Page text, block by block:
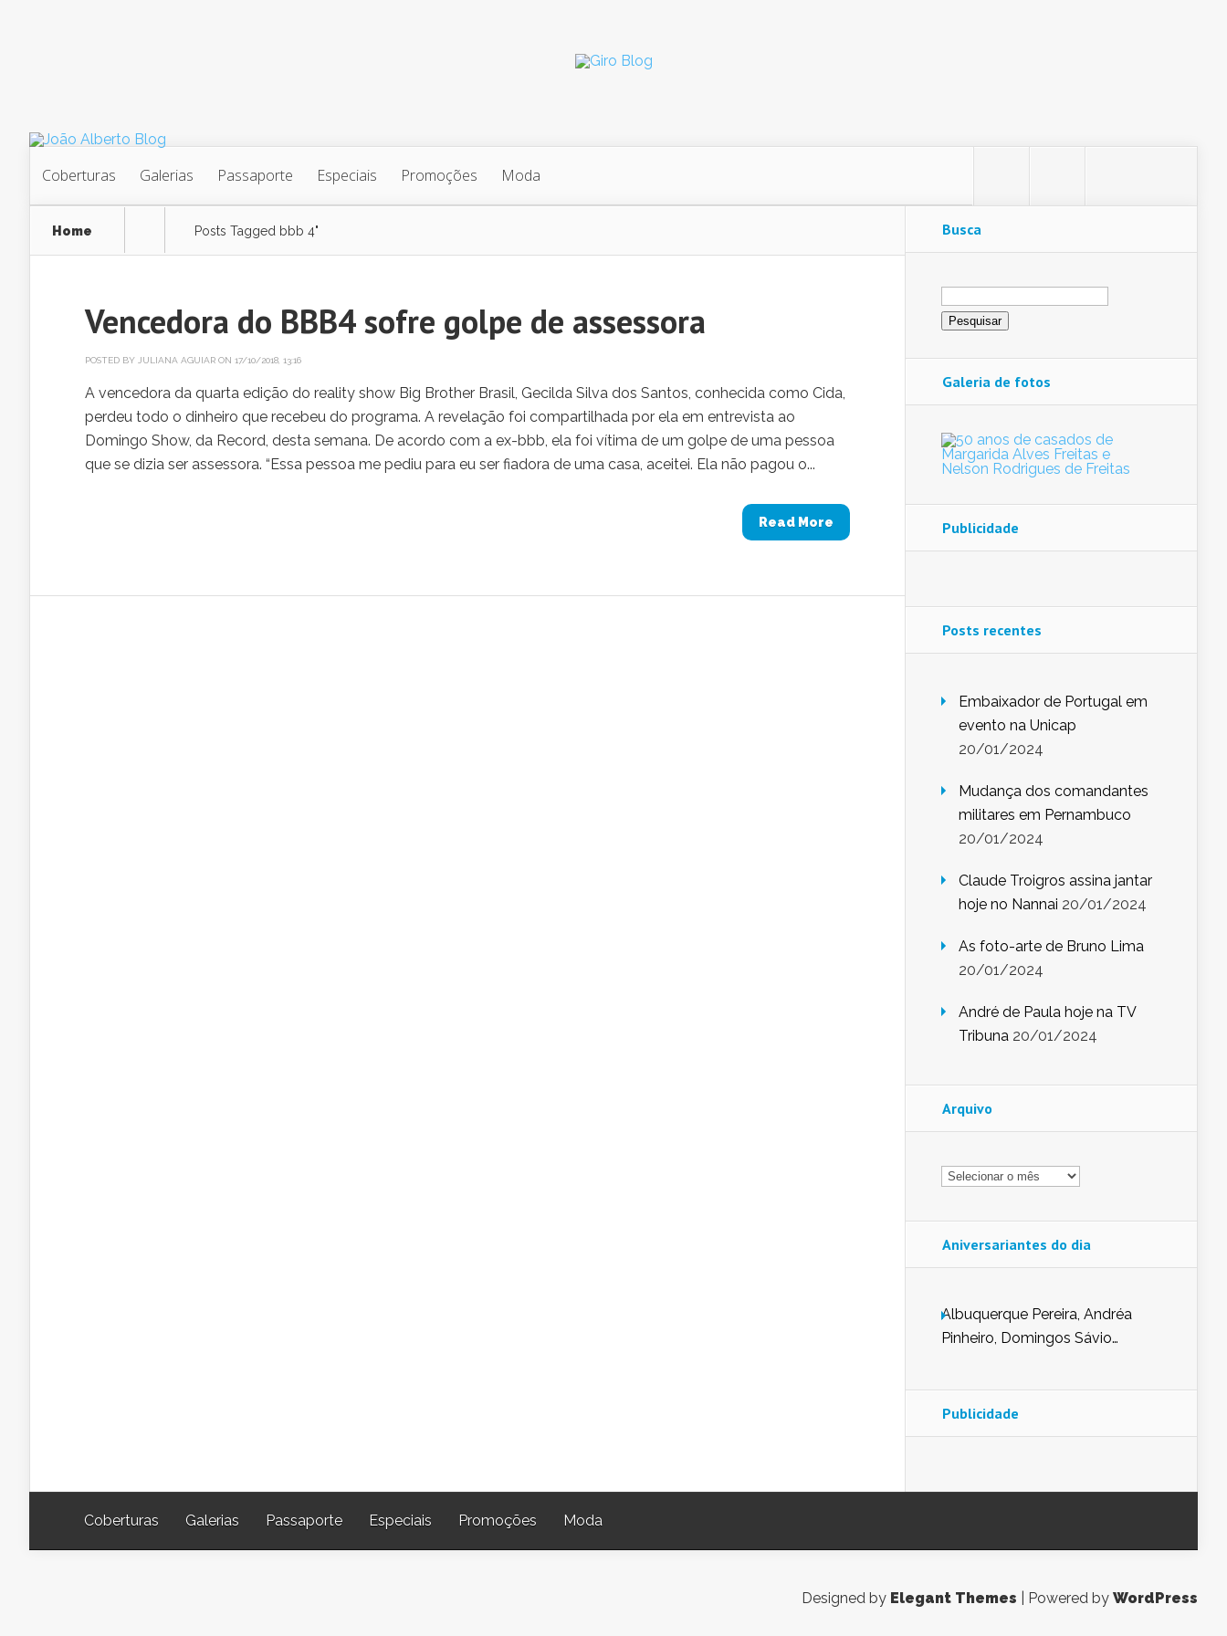
Coberturas Galerias Passaporte Especiais Promoções Moda
Home Posts Tagged bbb 4"
Vencedora do BBB4 sofre golpe de assessora
POSTED BY JULIANA AGUIAR ON 17/10/2018, 13:16
A vencedora da quarta edição do reality show Big Brother Brasil, Gecilda Silva dos Santos, conhecida como Cida,
perdeu todo o dinheiro que recebeu do programa. A revelação foi compartilhada por ela em entrevista ao
Domingo Show, da Record, desta semana. De acordo com a ex-bbb, ela foi vítima de um golpe de uma pessoa
que se dizia ser assessora. “Essa pessoa me pediu para eu ser fiadora de uma casa, aceitei. Ela não pagou o...
Read More
Busca
Pesquisar
por:
Galeria de fotos
Publicidade
Posts recentes
Embaixador de Portugal em
evento na Unicap
20/01/2024
Mudança dos comandantes
militares em Pernambuco
20/01/2024
Claude Troigros assina jantar
hoje no Nannai 20/01/2024
As foto-arte de Bruno Lima
20/01/2024
André de Paula hoje na TV
Tribuna 20/01/2024
Arquivo
Arquivo
Aniversariantes do dia
Albuquerque Pereira, Andréa
Pinheiro, Domingos Sávio
Nunes de Sena, Fátima Peixoto,
Glória Pereira, Kátia Mesel,
Publicidade
Coberturas Galerias Passaporte Especiais Promoções Moda
Designed by Elegant Themes | Powered by WordPress